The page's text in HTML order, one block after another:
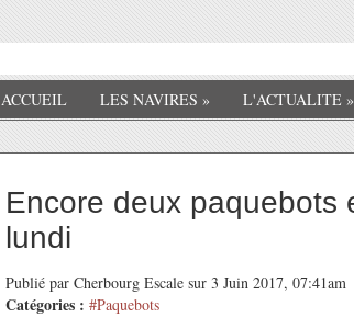
ACCUEIL LES NAVIRES » L'ACTUALITE »
Encore deux paquebots
lundi
Publié par Cherbourg Escale sur 3 Juin 2017, 07:41am
Catégories : #Paquebots